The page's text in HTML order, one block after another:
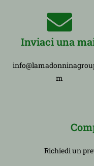
Inviaci una
m
Richiedi un